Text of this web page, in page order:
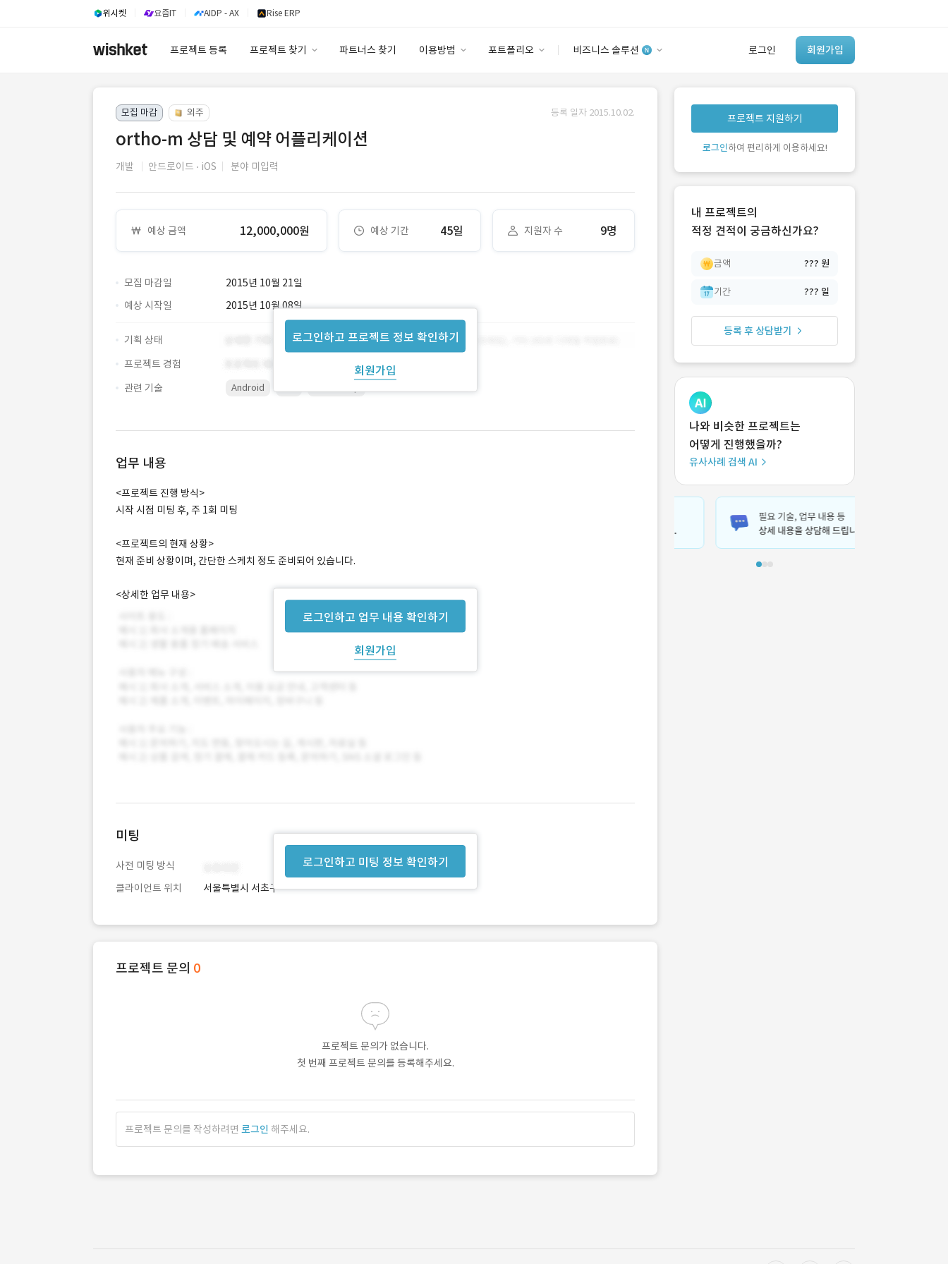
위시켓 요즘IT AIDP - AX Rise ERP
프로젝트 등록 프로젝트 찾기 파트너스 찾기 이용방법 포트폴리오 비즈니스 솔루션 로그인 회원가입
안심 코드 케어
유사사례 검색 AI
‘이런 거’ 만들어본
개발 회사 있어?
모집 마감 외주 등록 일자 2015.10.02.
ortho-m 상담 및 예약 어플리케이션
개발 안드로이드 iOS 분야 미입력
예상 금액 12,000,000원 예상 기간 45일 지원자 수 9명
모집 마감일 2015년 10월 21일
로그인하고 프로젝트 정보 확인하기
회원가입
예상 시작일 2015년 10월 08일
기획 상태
프로젝트 경험
관련 기술
Android
업무 내용
로그인하고 업무 내용 확인하기
회원가입
<프로젝트 진행 방식>
시작 시점 미팅 후, 주 1회 미팅
<프로젝트의 현재 상황>
현재 준비 상황이며, 간단한 스케치 정도 준비되어 있습니다.
<상세한 업무 내용>
로그인하고 미팅 정보 확인하기
미팅
사전 미팅 방식
클라이언트 위치
서울특별시 서초구
프로젝트 문의 0
프로젝트 문의가 없습니다.
첫 번째 프로젝트 문의를 등록해주세요.
프로젝트 문의를 작성하려면 로그인 해주세요.
프로젝트 지원하기
로그인하여 편리하게 이용하세요!
내 프로젝트의
적정 견적이 궁금하신가요?
금액 ??? 원
기간 ??? 일
등록 후 상담받기
나와 비슷한 프로젝트는
어떻게 진행했을까?
유사사례 검색 AI